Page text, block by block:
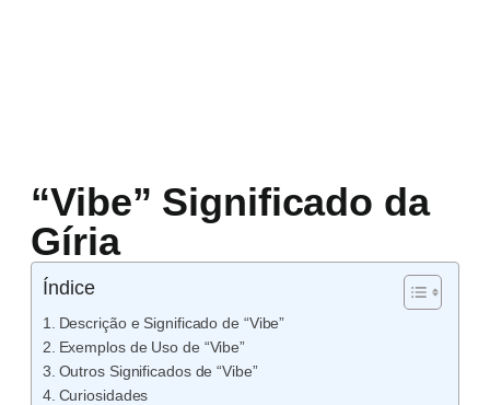
“Vibe” Significado da
Gíria
Índice
Descrição e Significado de “Vibe”
Exemplos de Uso de “Vibe”
Outros Significados de “Vibe”
Curiosidades